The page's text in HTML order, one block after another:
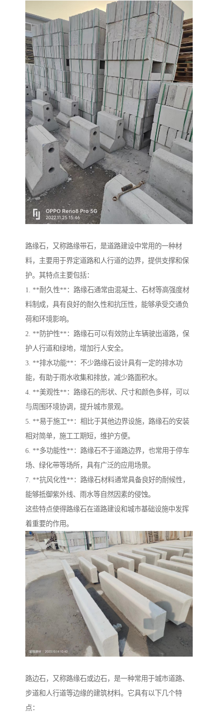
路缘石，又称路缘带石，是道路建设中常用的一种材
料，主要用于界定道路和人行道的边界，提供支撑和保
护。其特点主要包括：
1. **耐久性**：路缘石通常由混凝土、石材等高强度材
料制成，具有良好的耐久性和抗压性，能够承受交通负
荷和环境影响。
2. **防护性**：路缘石可以有效防止车辆驶出道路，保
护人行道和绿地，增加行人安全。
3. **排水功能**：不少路缘石设计具有一定的排水功
能，有助于雨水收集和排放，减少路面积水。
4. **美观性**：路缘石的形状、尺寸和颜色多样，可以
与周围环境协调，提升城市景观。
5. **易于施工**：相比于其他边界设施，路缘石的安装
相对简单，施工工期短，维护方便。
6. **多功能性**：路缘石不于道路边界，也常用于停车
场、绿化带等场所，具有广泛的应用场景。
7. **抗风化性**：路缘石材料通常具备良好的耐候性，
能够抵御紫外线、雨水等自然因素的侵蚀。
这些特点使得路缘石在道路建设和城市基础设施中发挥
着重要的作用。
路边石，又称路缘石或边石，是一种常用于城市道路、
步道和人行道等边缘的建筑材料。它具有以下几个特
点：